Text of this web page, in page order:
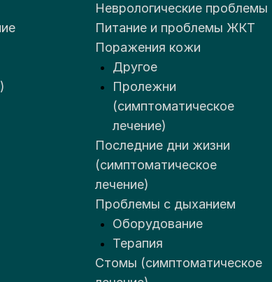
Неврологические проблемы
Питание и проблемы ЖКТ
Поражения кожи
Другое
Пролежни
(симптоматическое
лечение)
Последние дни жизни
(симптоматическое
лечение)
Проблемы с дыханием
Оборудование
Терапия
Стомы (симптоматическое